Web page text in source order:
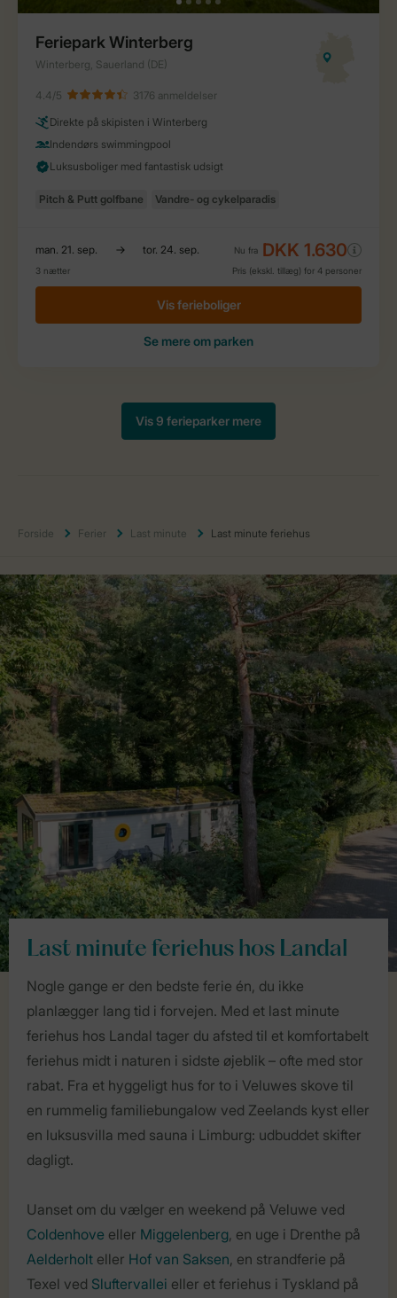
Forside Ferier Last minute Last minute feriehus
Last minute feriehus hos Landal
Nogle gange er den bedste ferie én, du ikke
planlægger lang tid i forvejen. Med et last minute
feriehus hos Landal tager du afsted til et komfortabelt
feriehus midt i naturen i sidste øjeblik – ofte med stor
rabat. Fra et hyggeligt hus for to i Veluwes skove til
en rummelig familiebungalow ved Zeelands kyst eller
en luksusvilla med sauna i Limburg: udbuddet skifter
dagligt.
Uanset om du vælger en weekend på Veluwe ved
Coldenhove eller Miggelenberg, en uge i Drenthe på
Aelderholt eller Hof van Saksen, en strandferie på
Texel ved Sluftervallei eller et feriehus i Tyskland på